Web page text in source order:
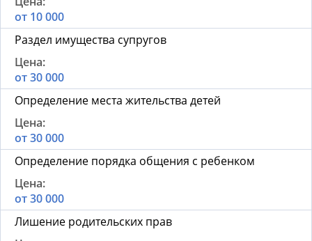
от 10 000
Раздел имущества супругов
от 30 000
Определение места жительства детей
от 30 000
Определение порядка общения с ребенком
от 30 000
Лишение родительских прав